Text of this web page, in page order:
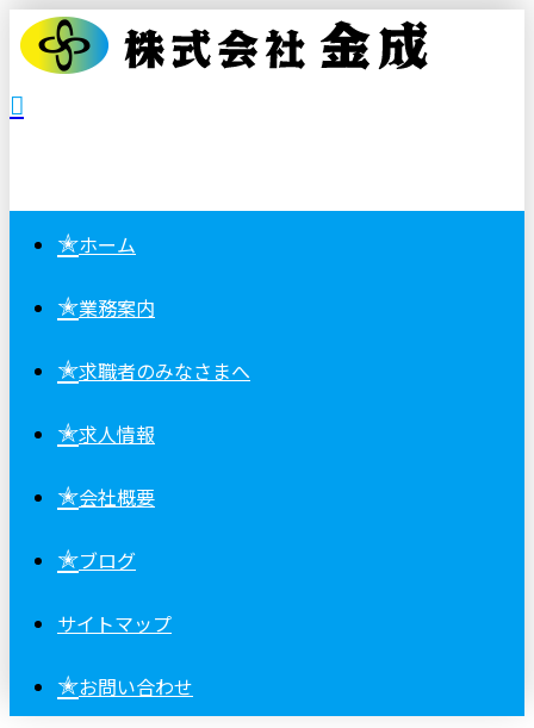
✭ホーム
✭業務案内
✭求職者のみなさまへ
✭求人情報
✭会社概要
✭ブログ
サイトマップ
✭お問い合わせ